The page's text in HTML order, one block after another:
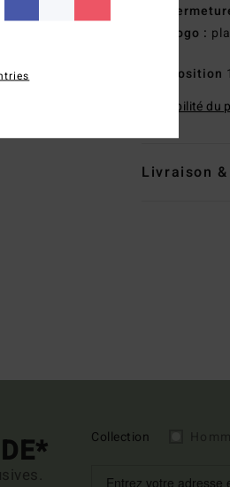
Logo :
Composition
Traçabilité
Livraison
Collection